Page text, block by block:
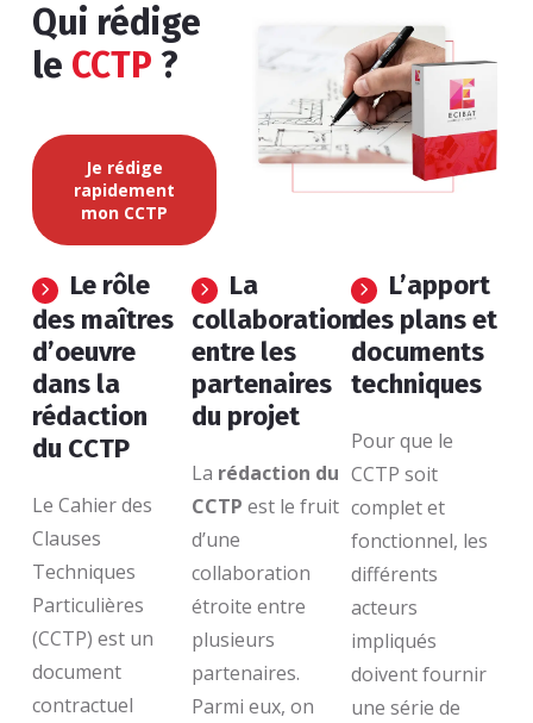
Qui rédige
le CCTP ?
Je rédige
rapidement
mon CCTP
Le rôle
des maîtres
d’oeuvre
dans la
rédaction
du CCTP
Le Cahier des
Clauses
Techniques
Particulières
(CCTP) est un
document
contractuel
La
collaboration
entre les
partenaires
du projet
La rédaction du
CCTP est le fruit
d’une
collaboration
étroite entre
plusieurs
partenaires.
Parmi eux, on
L’apport
des plans et
documents
techniques
Pour que le
CCTP soit
complet et
fonctionnel, les
différents
acteurs
impliqués
doivent fournir
une série de